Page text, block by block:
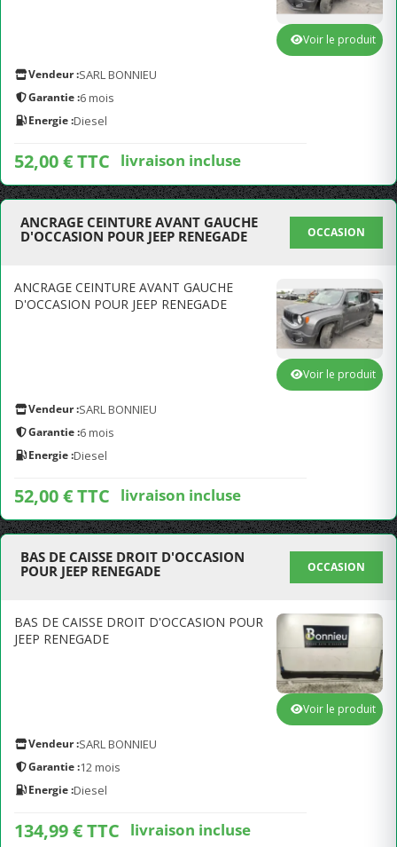
Vendeur :SARL BONNIEU
Garantie :6 mois
Energie :Diesel
52,00 € TTC livraison incluse
Voir le produit
ANCRAGE CEINTURE AVANT GAUCHE
D'OCCASION POUR JEEP RENEGADE
OCCASION
ANCRAGE CEINTURE AVANT GAUCHE
D'OCCASION POUR JEEP RENEGADE
Vendeur :SARL BONNIEU
Garantie :6 mois
Energie :Diesel
52,00 € TTC livraison incluse
Voir le produit
BAS DE CAISSE DROIT D'OCCASION
POUR JEEP RENEGADE
OCCASION
BAS DE CAISSE DROIT D'OCCASION POUR
JEEP RENEGADE
Vendeur :SARL BONNIEU
Garantie :12 mois
Energie :Diesel
134,99 € TTC livraison incluse
Voir le produit